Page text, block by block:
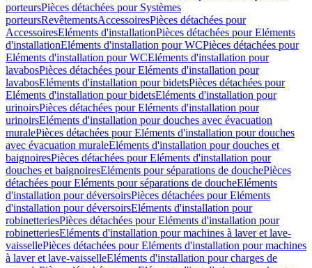
porteursPièces détachées pour Systèmes
porteursRevêtementsAccessoiresPièces détachées pour
AccessoiresEléments d'installationPièces détachées pour Eléments
d'installationEléments d'installation pour WCPièces détachées pour
Eléments d'installation pour WCEléments d'installation pour
lavabosPièces détachées pour Eléments d'installation pour
lavabosEléments d'installation pour bidetsPièces détachées pour
Eléments d'installation pour bidetsEléments d'installation pour
urinoirsPièces détachées pour Eléments d'installation pour
urinoirsEléments d'installation pour douches avec évacuation
muralePièces détachées pour Eléments d'installation pour douches
avec évacuation muraleEléments d'installation pour douches et
baignoiresPièces détachées pour Eléments d'installation pour
douches et baignoiresEléments pour séparations de douchePièces
détachées pour Eléments pour séparations de doucheEléments
d'installation pour déversoirsPièces détachées pour Eléments
d'installation pour déversoirsEléments d'installation pour
robinetteriesPièces détachées pour Eléments d'installation pour
robinetteriesEléments d'installation pour machines à laver et lave-
vaissellePièces détachées pour Eléments d'installation pour machines
à laver et lave-vaisselleEléments d'installation pour charges de